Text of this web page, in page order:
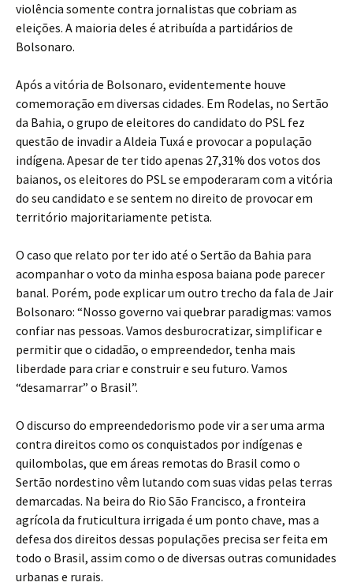
violência somente contra jornalistas que cobriam as
eleições. A maioria deles é atribuída a partidários de
Bolsonaro.
Após a vitória de Bolsonaro, evidentemente houve
comemoração em diversas cidades. Em Rodelas, no Sertão
da Bahia, o grupo de eleitores do candidato do PSL fez
questão de invadir a Aldeia Tuxá e provocar a população
indígena. Apesar de ter tido apenas 27,31% dos votos dos
baianos, os eleitores do PSL se empoderaram com a vitória
do seu candidato e se sentem no direito de provocar em
território majoritariamente petista.
O caso que relato por ter ido até o Sertão da Bahia para
acompanhar o voto da minha esposa baiana pode parecer
banal. Porém, pode explicar um outro trecho da fala de Jair
Bolsonaro: “Nosso governo vai quebrar paradigmas: vamos
confiar nas pessoas. Vamos desburocratizar, simplificar e
permitir que o cidadão, o empreendedor, tenha mais
liberdade para criar e construir e seu futuro. Vamos
“desamarrar” o Brasil”.
O discurso do empreendedorismo pode vir a ser uma arma
contra direitos como os conquistados por indígenas e
quilombolas, que em áreas remotas do Brasil como o
Sertão nordestino vêm lutando com suas vidas pelas terras
demarcadas. Na beira do Rio São Francisco, a fronteira
agrícola da fruticultura irrigada é um ponto chave, mas a
defesa dos direitos dessas populações precisa ser feita em
todo o Brasil, assim como o de diversas outras comunidades
urbanas e rurais.